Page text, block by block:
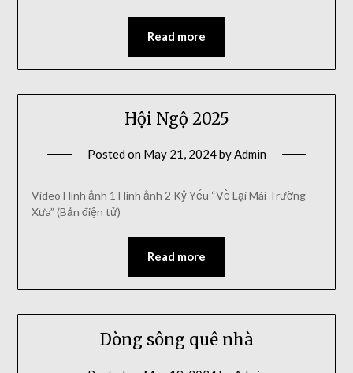
Read more
Hội Ngộ 2025
Posted on May 21, 2024byAdmin
Video Hình ảnh 1 Hình ảnh 2 Kỷ Yếu “Về Lại Mái Trường
Xưa” (Bản điện tử)
Read more
Dòng sông quê nhà